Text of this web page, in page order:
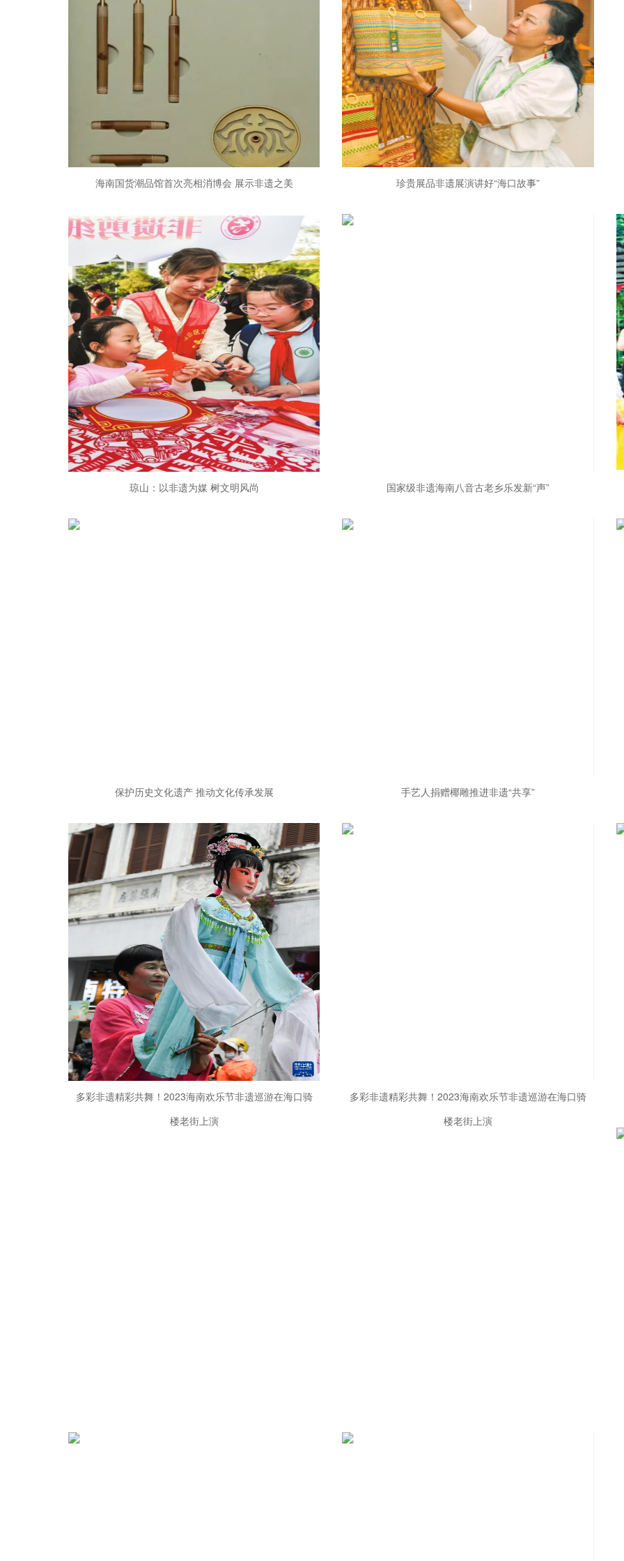
海南国货潮品馆首次亮相消博会 展示非遗之美 珍贵展品非遗展演讲好“海口故事”
琼山：以非遗为媒 树文明风尚 国家级非遗海南八音古老乡乐发新“声”
保护历史文化遗产 推动文化传承发展 手艺人捐赠椰雕推进非遗“共享”
多彩非遗精彩共舞！2023海南欢乐节非遗巡游在海口骑
楼老街上演
多彩非遗精彩共舞！2023海南欢乐节非遗巡游在海口骑
楼老街上演